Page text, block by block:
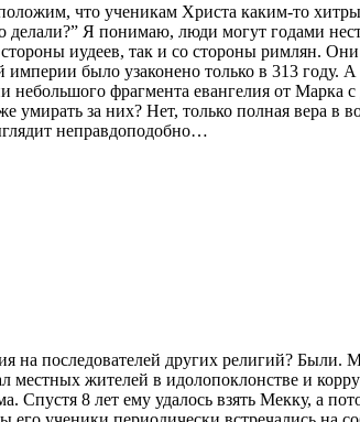
что ученикам Христа каким-то
делали?” Я понимаю, люди могут годами
стороны иудеев, так и со стороны римлян.
было узаконено только в 313 году.
фрагмента евангелия от Марка
умирать за них? Нет, только полная вера в
неправдоподобно…
на последователей других религий? Были.
жителей в идолопоклонстве и
Спустя 8 лет ему удалось взять Мекку, а